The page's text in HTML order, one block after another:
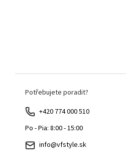
Potřebujete poradit?
+420 774 000 510
Po - Pia: 8:00 - 15:00
info@vfstyle.sk